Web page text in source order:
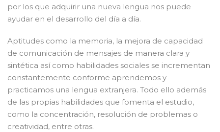
por los que adquirir una nueva lengua nos puede
ayudar en el desarrollo del día a día.
Aptitudes como la memoria, la mejora de capacidad
de comunicación de mensajes de manera clara y
sintética así como habilidades sociales se incrementan
constantemente conforme aprendemos y
practicamos una lengua extranjera. Todo ello además
de las propias habilidades que fomenta el estudio,
como la concentración, resolución de problemas o
creatividad, entre otras.